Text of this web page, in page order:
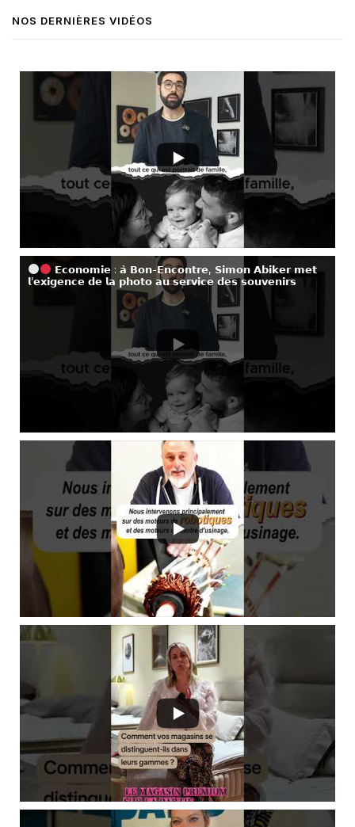
NOS DERNIÈRES VIDÉOS
𝗘𝗰𝗼𝗻𝗼𝗺𝗶𝗲 : 𝗮̀ 𝗕𝗼𝗻-𝗘𝗻𝗰𝗼𝗻𝘁𝗿𝗲, 𝗦𝗶𝗺𝗼𝗻 𝗔𝗯𝗶𝗸𝗲𝗿 𝗺𝗲𝘁
𝗹’𝗲𝘅𝗶𝗴𝗲𝗻𝗰𝗲 𝗱𝗲 𝗹𝗮 𝗽𝗵𝗼𝘁𝗼 𝗮𝘂 𝘀𝗲𝗿𝘃𝗶𝗰𝗲 𝗱𝗲𝘀 𝘀𝗼𝘂𝘃𝗲𝗻𝗶𝗿𝘀